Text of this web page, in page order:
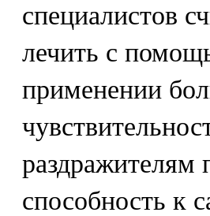
специалистов
лечить с
применении
раздражителям
способность к